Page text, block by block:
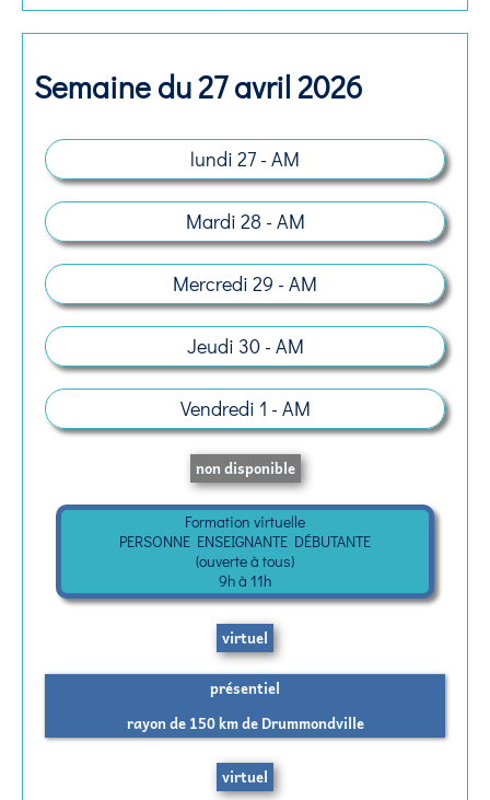
Semaine du 27 avril 2026
lundi 27 - AM
Mardi 28 - AM
Mercredi 29 - AM
Jeudi 30 - AM
Vendredi 1 - AM
non disponible
Formation virtuelle
PERSONNE ENSEIGNANTE DÉBUTANTE
(ouverte à tous)
9h à 11h​
virtuel
présentiel
rayon de 150 km de Drummondville
virtuel